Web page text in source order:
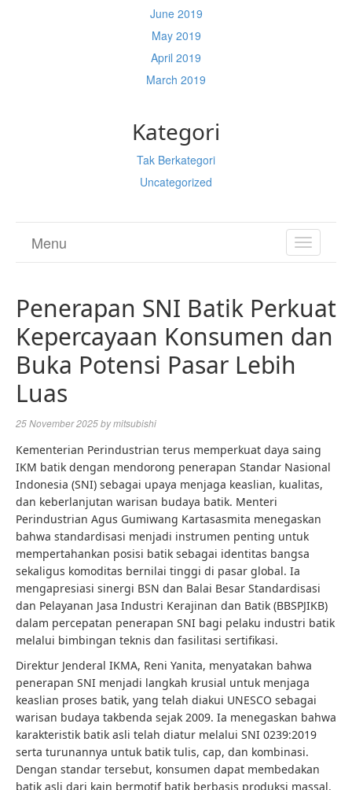
June 2019
May 2019
April 2019
March 2019
Kategori
Tak Berkategori
Uncategorized
TOGGLE
Menu
Penerapan SNI Batik Perkuat
Kepercayaan Konsumen dan
Buka Potensi Pasar Lebih
Luas
25 November 2025bymitsubishi
Kementerian Perindustrian terus memperkuat daya saing
IKM batik dengan mendorong penerapan Standar Nasional
Indonesia (SNI) sebagai upaya menjaga keaslian, kualitas,
dan keberlanjutan warisan budaya batik. Menteri
Perindustrian Agus Gumiwang Kartasasmita menegaskan
bahwa standardisasi menjadi instrumen penting untuk
mempertahankan posisi batik sebagai identitas bangsa
sekaligus komoditas bernilai tinggi di pasar global. Ia
mengapresiasi sinergi BSN dan Balai Besar Standardisasi
dan Pelayanan Jasa Industri Kerajinan dan Batik (BBSPJIKB)
dalam percepatan penerapan SNI bagi pelaku industri batik
melalui bimbingan teknis dan fasilitasi sertifikasi.
Direktur Jenderal IKMA, Reni Yanita, menyatakan bahwa
penerapan SNI menjadi langkah krusial untuk menjaga
keaslian proses batik, yang telah diakui UNESCO sebagai
warisan budaya takbenda sejak 2009. Ia menegaskan bahwa
karakteristik batik asli telah diatur melalui SNI 0239:2019
serta turunannya untuk batik tulis, cap, dan kombinasi.
Dengan standar tersebut, konsumen dapat membedakan
batik asli dari kain bermotif batik berbasis produksi massal.